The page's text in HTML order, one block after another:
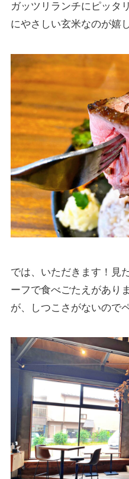
ガッツリランチにピッタ
にやさしい玄米なのが
では、いただきます！見
ーフで食べごたえがあり
が、しつこさがないので